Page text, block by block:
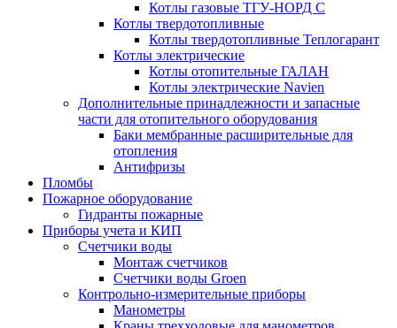
Котлы газовые ТГУ-НОРД С
Котлы твердотопливные
Котлы твердотопливные Теплогарант
Котлы электрические
Котлы отопительные ГАЛАН
Котлы электрические Navien
Дополнительные принадлежности и запасные
части для отопительного оборудования
Баки мембранные расширительные для
отопления
Антифризы
Пломбы
Пожарное оборудование
Гидранты пожарные
Приборы учета и КИП
Счетчики воды
Монтаж счетчиков
Счетчики воды Groen
Контрольно-измерительные приборы
Манометры